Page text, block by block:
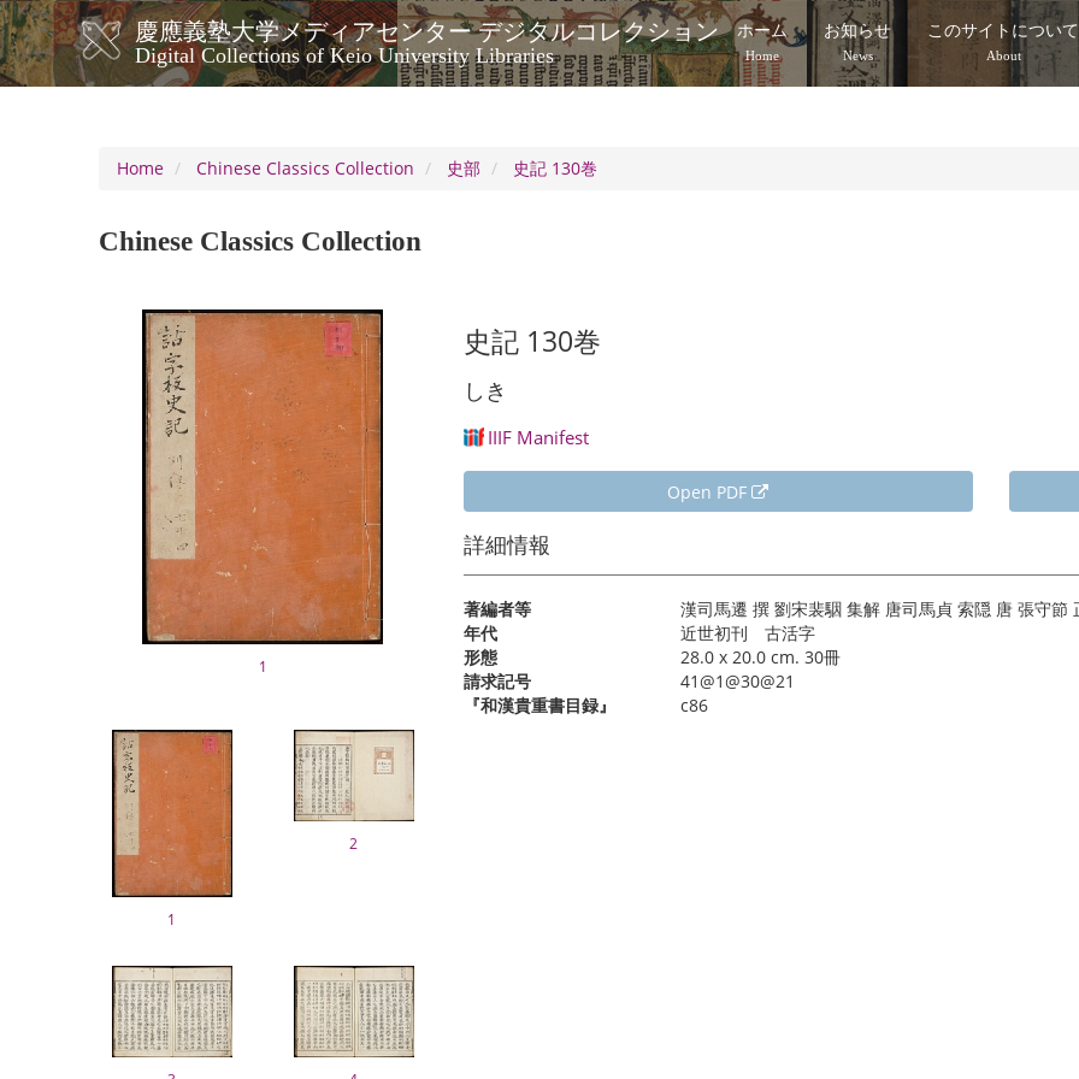
Skip
to
main
content
慶應義塾大学メディアセンター デジタルコレクション
Digital Collections of Keio University Libraries
メ
イ
ビ
シ
ホーム
Home
お知らせ
News
このサイトについて
About
Home Chinese Classics Collection 史部 史記 130巻
Chinese Classics Collection
1
1
2
史記 130巻
しき
IIIF Manifest
Open PDF
詳細情報
著編者等
漢司馬遷 撰 劉宋裴駰 集解 唐司馬貞 索隠 唐 張守節
年代
近世初刊 古活字
形態
28.0 x 20.0 cm. 30冊
請求記号
41@1@30@21
『和漢貴重書目録』
c86